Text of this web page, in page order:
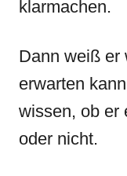
klarmachen.
Dann weiß er
erwarten
wissen, ob er
oder nicht.